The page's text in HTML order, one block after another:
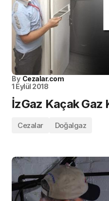
By Cezalar.com
1 Eylül 2018
İzGaz Kaçak Gaz
Cezalar Doğalgaz